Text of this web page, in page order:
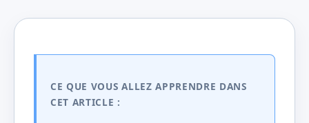
CE QUE VOUS ALLEZ APPRENDRE DANS
CET ARTICLE :